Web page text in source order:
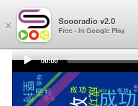
Soooradio
Audio
Player
00:00
× Soooradio v2.0
Free - In Google Play